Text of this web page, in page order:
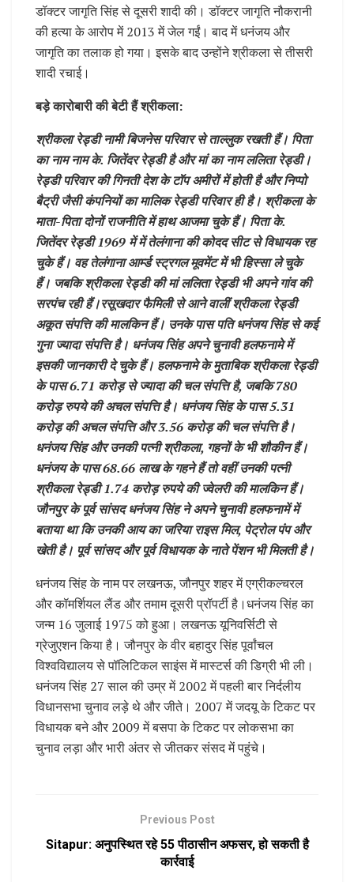
डॉक्टर जागृति सिंह से दूसरी शादी की। डॉक्टर जागृति नौकरानी
की हत्या के आरोप में 2013 में जेल गईं। बाद में धनंजय और
जागृति का तलाक हो गया। इसके बाद उन्होंने श्रीकला से तीसरी
शादी रचाई।
बड़े कारोबारी की बेटी हैं श्रीकला:
श्रीकला रेड्डी नामी बिजनेस परिवार से ताल्लुक रखती हैं। पिता
का नाम नाम के. जितेंदर रेड्डी है और मां का नाम ललिता रेड्डी।
रेड्डी परिवार की गिनती देश के टॉप अमीरों में होती है और निप्पो
बैट्री जैसी कंपनियों का मालिक रेड्डी परिवार ही है। श्रीकला के
माता-पिता दोनों राजनीति में हाथ आजमा चुके हैं। पिता के.
जितेंदर रेड्डी 1969 में में तेलंगाना की कोदद सीट से विधायक रह
चुके हैं। वह तेलंगाना आर्म्ड स्ट्रगल मूवमेंट में भी हिस्सा ले चुके
हैं। जबकि श्रीकला रेड्डी की मां ललिता रेड्डी भी अपने गांव की
सरपंच रही हैं।रसूखदार फैमिली से आने वालीं श्रीकला रेड्डी
अकूत संपत्ति की मालकिन हैं। उनके पास पति धनंजय सिंह से कई
गुना ज्यादा संपत्ति है। धनंजय सिंह अपने चुनावी हलफनामे में
इसकी जानकारी दे चुके हैं। हलफनामे के मुताबिक श्रीकला रेड्डी
के पास 6.71 करोड़ से ज्यादा की चल संपत्ति है, जबकि 780
करोड़ रुपये की अचल संपत्ति है। धनंजय सिंह के पास 5.31
करोड़ की अचल संपत्ति और 3.56 करोड़ की चल संपत्ति है।
धनंजय सिंह और उनकी पत्नी श्रीकला, गहनों के भी शौकीन हैं।
धनंजय के पास 68.66 लाख के गहने हैं तो वहीं उनकी पत्नी
श्रीकला रेड्डी 1.74 करोड़ रुपये की ज्वेलरी की मालकिन हैं।
जौनपुर के पूर्व सांसद धनंजय सिंह ने अपने चुनावी हलफनामें में
बताया था कि उनकी आय का जरिया राइस मिल, पेट्रोल पंप और
खेती है। पूर्व सांसद और पूर्व विधायक के नाते पेंशन भी मिलती है।
धनंजय सिंह के नाम पर लखनऊ, जौनपुर शहर में एग्रीकल्चरल
और कॉमर्शियल लैंड और तमाम दूसरी प्रॉपर्टी है।धनंजय सिंह का
जन्म 16 जुलाई 1975 को हुआ। लखनऊ यूनिवर्सिटी से
ग्रेजुएशन किया है। जौनपुर के वीर बहादुर सिंह पूर्वांचल
विश्वविद्यालय से पॉलिटिकल साइंस में मास्टर्स की डिग्री भी ली।
धनंजय सिंह 27 साल की उम्र में 2002 में पहली बार निर्दलीय
विधानसभा चुनाव लड़े थे और जीते। 2007 में जदयू के टिकट पर
विधायक बने और 2009 में बसपा के टिकट पर लोकसभा का
चुनाव लड़ा और भारी अंतर से जीतकर संसद में पहुंचे।
Previous Post
Sitapur: अनुपस्थित रहे 55 पीठासीन अफसर, हो सकती है
कार्रवाई